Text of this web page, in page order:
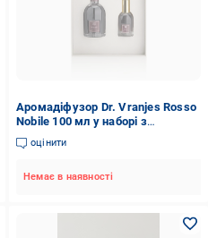
Аромадіфузор Dr. Vranjes Rosso
Nobile 100 мл у наборі з
аромаспреєм 25 мл (FRV17-A16)
оцінити
Немає в наявності